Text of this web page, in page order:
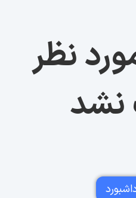
نظر
نشد